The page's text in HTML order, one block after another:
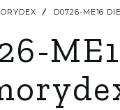
D0726-ME16